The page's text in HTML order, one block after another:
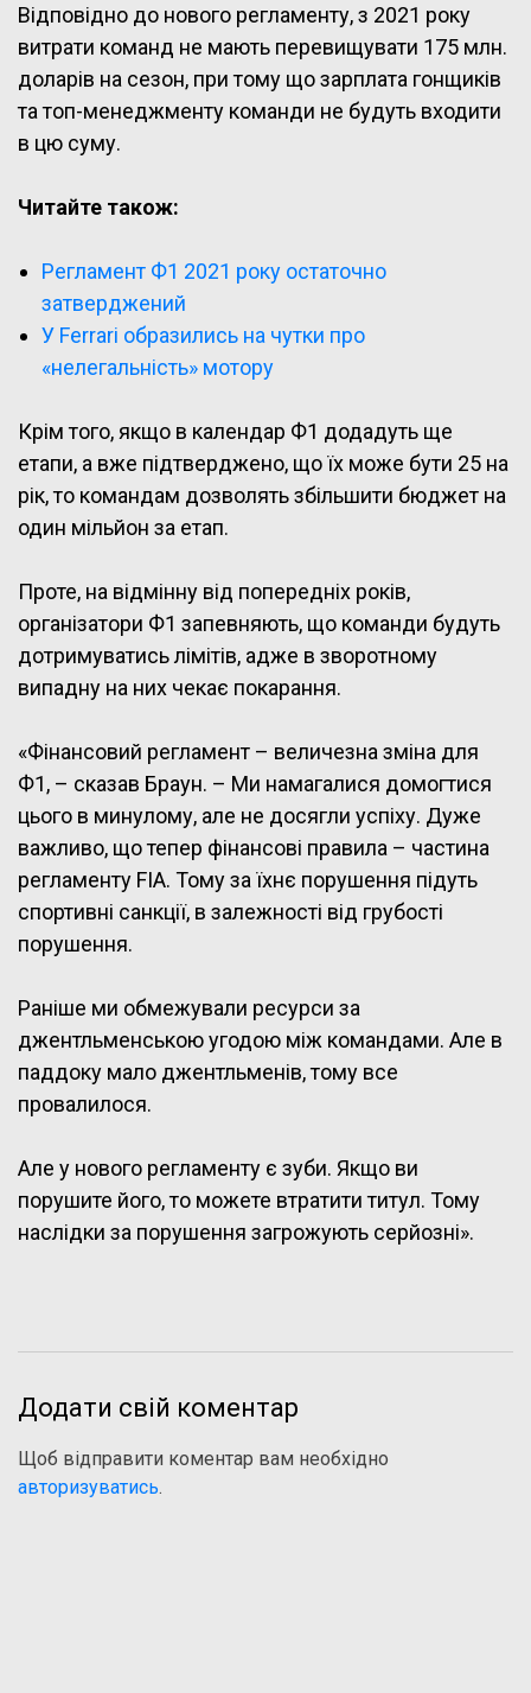
Відповідно до нового регламенту, з 2021 року
витрати команд не мають перевищувати 175 млн.
доларів на сезон, при тому що зарплата гонщиків
та топ-менеджменту команди не будуть входити
в цю суму.
Читайте також:
Регламент Ф1 2021 року остаточно
затверджений
У Ferrari образились на чутки про
«нелегальність» мотору
Крім того, якщо в календар Ф1 додадуть ще
етапи, а вже підтверджено, що їх може бути 25 на
рік, то командам дозволять збільшити бюджет на
один мільйон за етап.
Проте, на відмінну від попередніх років,
організатори Ф1 запевняють, що команди будуть
дотримуватись лімітів, адже в зворотному
випадну на них чекає покарання.
«Фінансовий регламент – величезна зміна для
Ф1, – сказав Браун. – Ми намагалися домогтися
цього в минулому, але не досягли успіху. Дуже
важливо, що тепер фінансові правила – частина
регламенту FIA. Тому за їхнє порушення підуть
спортивні санкції, в залежності від грубості
порушення.
Раніше ми обмежували ресурси за
джентльменською угодою між командами. Але в
паддоку мало джентльменів, тому все
провалилося.
Але у нового регламенту є зуби. Якщо ви
порушите його, то можете втратити титул. Тому
наслідки за порушення загрожують серйозні».
Додати свій коментар
Щоб відправити коментар вам необхідно
авторизуватись.